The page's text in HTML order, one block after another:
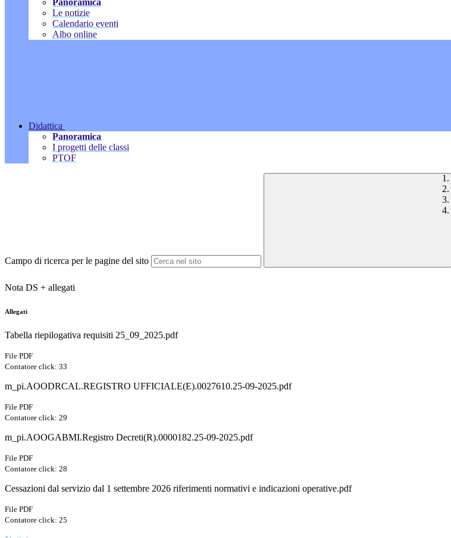
Panoramica
Le notizie
Calendario eventi
Albo online
Didattica
Panoramica
I progetti delle classi
PTOF
Campo di ricerca per le pagine del sito
Nota DS + allegati
Allegati
Tabella riepilogativa requisiti 25_09_2025.pdf
File PDF
Contatore click: 33
m_pi.AOODRCAL.REGISTRO UFFICIALE(E).0027610.25-09-2025.pdf
File PDF
Contatore click: 29
m_pi.AOOGABMI.Registro Decreti(R).0000182.25-09-2025.pdf
File PDF
Contatore click: 28
Cessazioni dal servizio dal 1 settembre 2026 riferimenti normativi e indicazioni operative.pdf
File PDF
Contatore click: 25